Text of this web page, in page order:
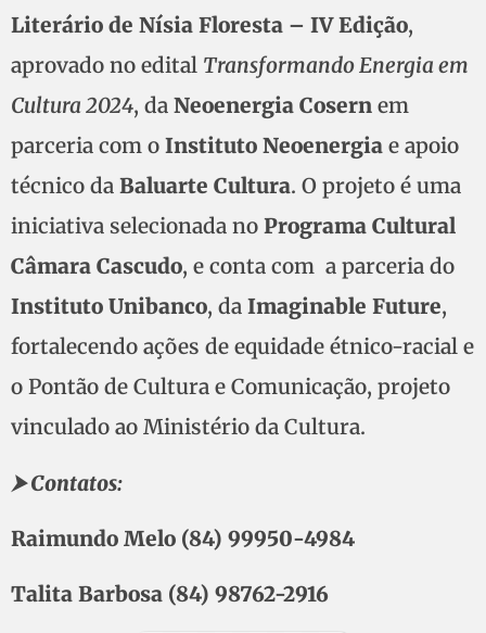
Literário de Nísia Floresta – IV Edição,
aprovado no edital Transformando Energia em
Cultura 2024, da Neoenergia Cosern em
parceria com o Instituto Neoenergia e apoio
técnico da Baluarte Cultura. O projeto é uma
iniciativa selecionada no Programa Cultural
Câmara Cascudo, e conta com a parceria do
Instituto Unibanco, da Imaginable Future,
fortalecendo ações de equidade étnico-racial e
o Pontão de Cultura e Comunicação, projeto
vinculado ao Ministério da Cultura.
⮞ Contatos:
Raimundo Melo (84) 99950-4984
Talita Barbosa (84) 98762-2916